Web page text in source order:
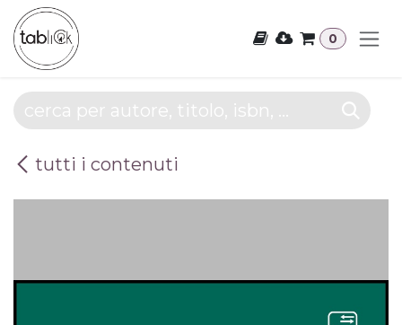
Passa al contenuto
0
tutti i contenuti